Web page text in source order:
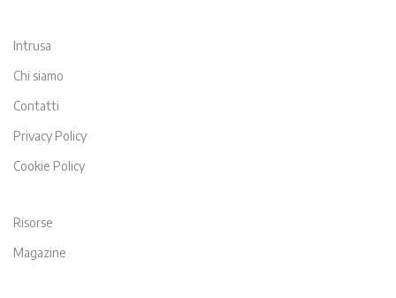
Intrusa
Chi siamo
Contatti
Privacy Policy
Cookie Policy
Risorse
Magazine